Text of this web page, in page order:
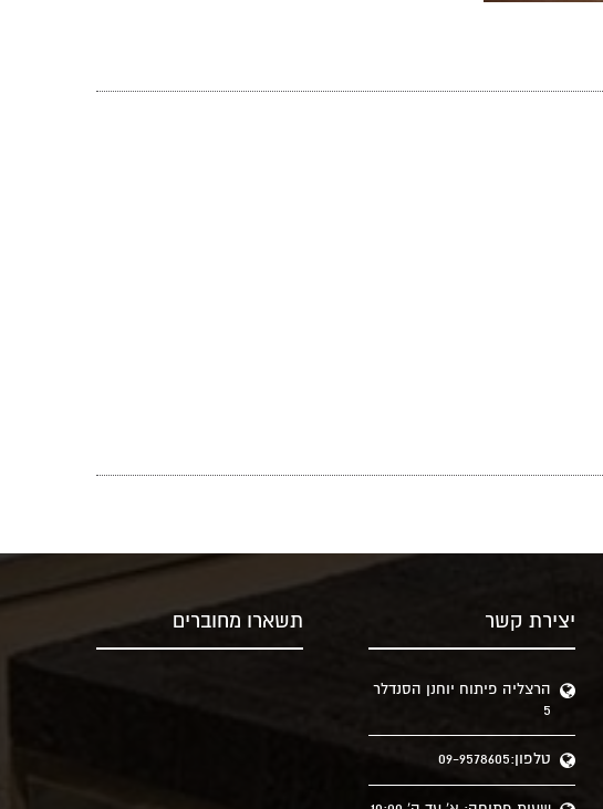
יצירת קשר
הרצליה פיתוח יוחנן הסנדלר
5
טלפון:09-9578605
תשארו מחוברים